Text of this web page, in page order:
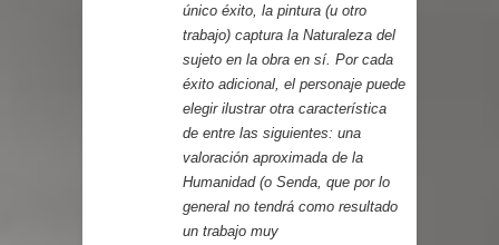
único éxito, la pintura (u otro
trabajo) captura la Naturaleza del
sujeto en la obra en sí. Por cada
éxito adicional, el personaje puede
elegir ilustrar otra característica
de entre las siguientes: una
valoración aproximada de la
Humanidad (o Senda, que por lo
general no tendrá como resultado
un trabajo muy